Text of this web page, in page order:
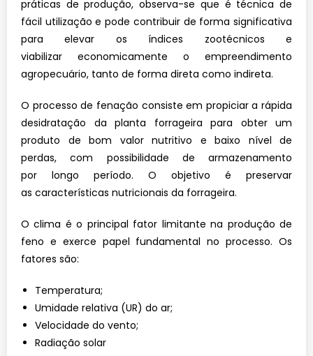
práticas de produção,observa-se que é técnica de
fácil utilizaçãoe pode contribuir de forma significativa
paraelevar os índices zootécnicos e
viabilizar economicamente o empreendimento
agropecuário, tanto de forma direta como indireta.
O processo de fenação consiste em propiciar a rápida
desidratação da planta forrageira para obter um
produto de bom valor nutritivo e baixo nível de
perdas,com possibilidade de armazenamento
por longo período. O objetivo é preservar
as características nutricionais da forrageira.
O clima é o principal fator limitante na produção de
feno e exerce papel fundamental no processo. Os
fatores são:
Temperatura;
Umidade relativa (UR) do ar;
Velocidade do vento;
Radiação solar